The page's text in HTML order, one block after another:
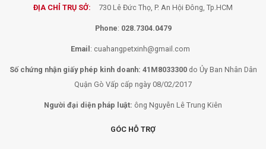
ĐỊA CHỈ TRỤ SỞ: 730 Lê Đức Thọ, P. An Hội Đông, Tp.HCM
Phone: 028.7304.0479
Email : cuahangpetxinh@gmail.com
Số chứng nhận giấy phép kinh doanh: 41M8033300do Ủy Ban Nhân Dân
Quận Gò Vấp cấp ngày 08/02/2017
Người đại diện pháp luật: ông Nguyễn Lê Trung Kiên
GÓC HỖ TRỢ